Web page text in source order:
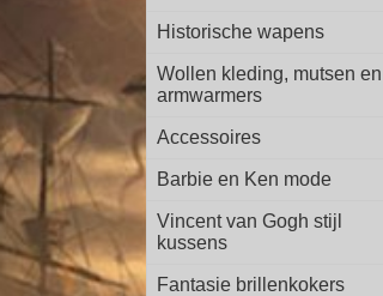
Historische wapens
Wollen kleding, mutsen en
armwarmers
Accessoires
Barbie en Ken mode
Vincent van Gogh stijl
kussens
Fantasie brillenkokers